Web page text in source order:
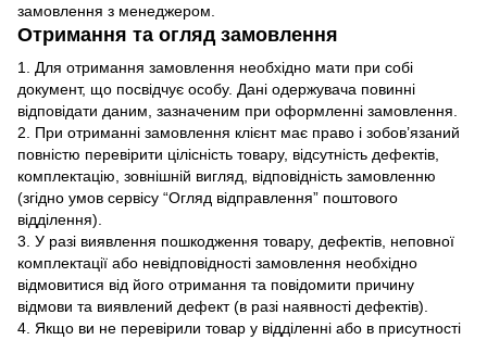
замовлення з менеджером.
Отримання та огляд замовлення
1. Для отримання замовлення необхідно мати при собі
документ, що посвідчує особу. Дані одержувача повинні
відповідати даним, зазначеним при оформленні замовлення.
2. При отриманні замовлення клієнт має право і зобов’язаний
повністю перевірити цілісність товару, відсутність дефектів,
комплектацію, зовнішній вигляд, відповідність замовленню
(згідно умов сервісу “Огляд відправлення” поштового
відділення).
3. У разі виявлення пошкодження товару, дефектів, неповної
комплектації або невідповідності замовлення необхідно
відмовитися від його отримання та повідомити причину
відмови та виявлений дефект (в разі наявності дефектів).
4. Якщо ви не перевірили товар у відділенні або в присутності